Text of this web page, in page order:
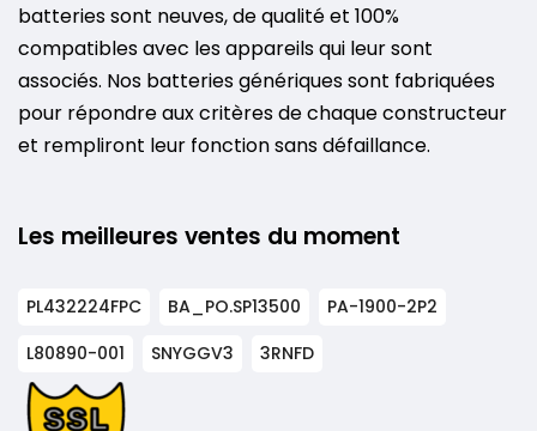
batteries sont neuves, de qualité et 100%
compatibles avec les appareils qui leur sont
associés. Nos batteries génériques sont fabriquées
pour répondre aux critères de chaque constructeur
et rempliront leur fonction sans défaillance.
Les meilleures ventes du moment
PL432224FPC BA_PO.SP13500
PA-1900-2P2
L80890-001
SNYGGV3 3RNFD